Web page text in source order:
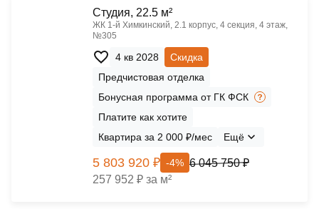
Cтудия, 22.5 м²
ЖК 1‑й Химкинский, 2.1 корпус, 4 секция, 4 этаж,
№305
4 кв 2028
Скидка
Предчистовая отделка
Бонусная программа от ГК ФСК
Платите как хотите
Квартира за 2 000 ₽/мес
Ещё
5 803 920 ₽ -4% 6 045 750 ₽
257 952 ₽ за м²